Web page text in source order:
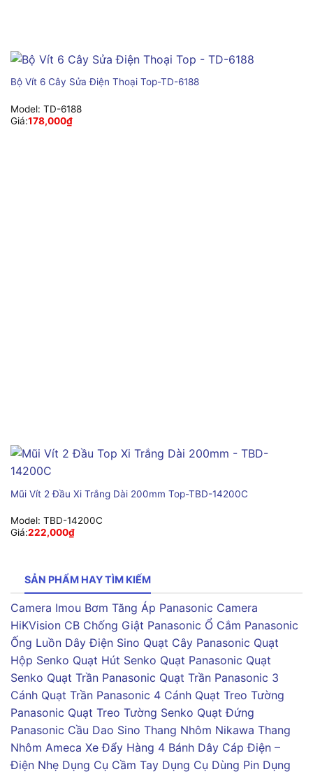
Bộ Vít 6 Cây Sửa Điện Thoại Top-TD-6188
Model: TD-6188
Giá:178,000₫
Mũi Vít 2 Đầu Xi Trắng Dài 200mm Top-TBD-14200C
Model: TBD-14200C
Giá:222,000₫
SẢN PHẨM HAY TÌM KIẾM
Camera Imou Bơm Tăng Áp Panasonic Camera
HiKVision CB Chống Giật Panasonic Ổ Cắm Panasonic
Ống Luồn Dây Điện Sino Quạt Cây Panasonic Quạt
Hộp Senko Quạt Hút Senko Quạt Panasonic Quạt
Senko Quạt Trần Panasonic Quạt Trần Panasonic 3
Cánh Quạt Trần Panasonic 4 Cánh Quạt Treo Tường
Panasonic Quạt Treo Tường Senko Quạt Đứng
Panasonic Cầu Dao Sino Thang Nhôm Nikawa Thang
Nhôm Ameca Xe Đẩy Hàng 4 Bánh Dây Cáp Điện –
Điện Nhẹ Dụng Cụ Cầm Tay Dụng Cụ Dùng Pin Dụng